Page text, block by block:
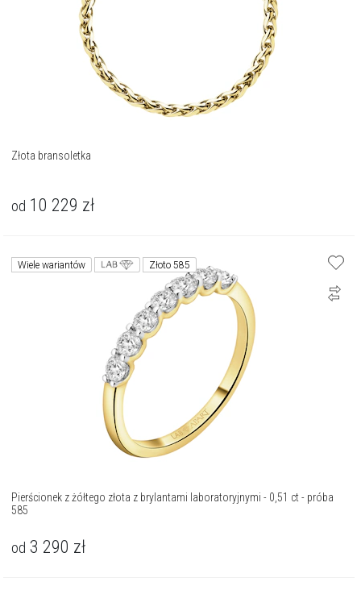
Złota bransoletka
od 10 229 zł
Wiele wariantów Złoto 585
Pierścionek z żółtego złota z brylantami laboratoryjnymi - 0,51 ct - próba
585
od 3 290 zł